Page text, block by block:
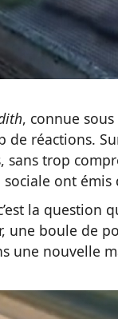
, connue
de réactions.
sans trop
ont émis
la question
une boule de
une nouvelle